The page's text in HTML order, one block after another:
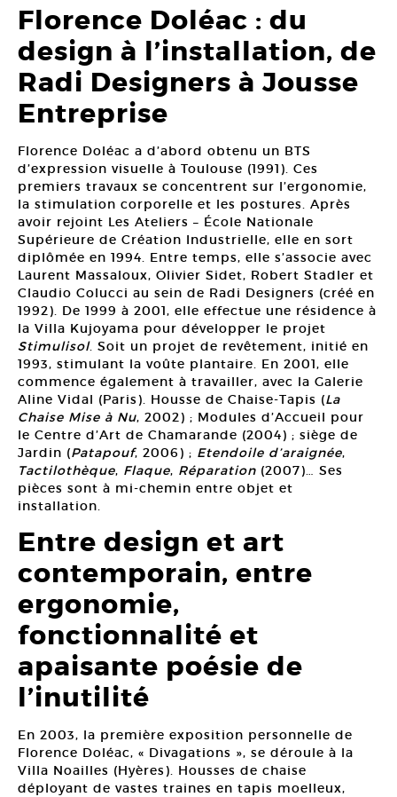
Florence Doléac : du
design à l’installation, de
Radi Designers à Jousse
Entreprise
Florence Doléac a d’abord obtenu un BTS
d’expression visuelle à Toulouse (1991). Ces
premiers travaux se concentrent sur l’ergonomie,
la stimulation corporelle et les postures. Après
avoir rejoint Les Ateliers – École Nationale
Supérieure de Création Industrielle, elle en sort
diplômée en 1994. Entre temps, elle s’associe avec
Laurent Massaloux, Olivier Sidet, Robert Stadler et
Claudio Colucci au sein de Radi Designers (créé en
1992). De 1999 à 2001, elle effectue une résidence à
la Villa Kujoyama pour développer le projet
Stimulisol. Soit un projet de revêtement, initié en
1993, stimulant la voûte plantaire. En 2001, elle
commence également à travailler, avec la Galerie
Aline Vidal (Paris). Housse de Chaise-Tapis (La
Chaise Mise à Nu, 2002) ; Modules d’Accueil pour
le Centre d’Art de Chamarande (2004) ; siège de
Jardin (Patapouf, 2006) ; Etendoile d’araignée,
Tactilothèque, Flaque, Réparation (2007)… Ses
pièces sont à mi-chemin entre objet et
installation.
Entre design et art
contemporain, entre
ergonomie,
fonctionnalité et
apaisante poésie de
l’inutilité
En 2003, la première exposition personnelle de
Florence Doléac, « Divagations », se déroule à la
Villa Noailles (Hyères). Housses de chaise
déployant de vastes traines en tapis moelleux,